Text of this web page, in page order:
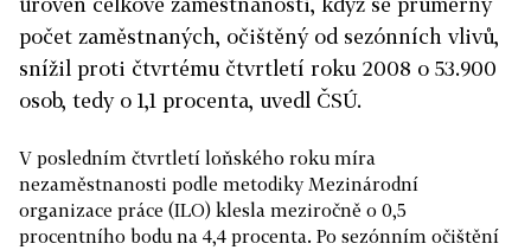
počet zaměstnaných, očištěný od sezónních vlivů,
snížil proti čtvrtému čtvrtletí roku 2008 o 53.900
osob, tedy o 1,1 procenta, uvedl ČSÚ.
V posledním čtvrtletí loňského roku míra
nezaměstnanosti podle metodiky Mezinárodní
organizace práce (ILO) klesla meziročně o 0,5
procentního bodu na 4,4 procenta. Po sezónním očištění